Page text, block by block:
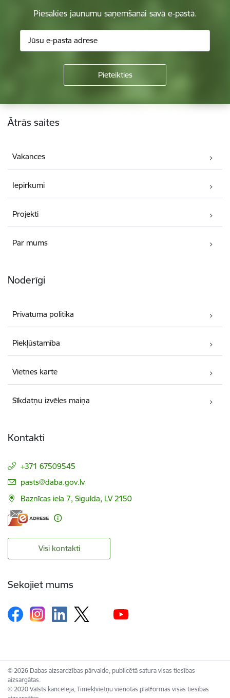
Piesakies jaunumu saņemšanai savā e-pastā.
Kājene
Ātrās saites
Vakances
Iepirkumi
Projekti
Par mums
Noderīgi
Privātuma politika
Piekļūstamība
Vietnes karte
Sīkdatņu izvēles maiņa
Kontakti
+371 67509545
E-pasts:
pasts@daba.gov.lv
Baznīcas iela 7, Sigulda, LV 2150
Visi kontakti
Sekojiet mums
© 2026 Dabas aizsardzības pārvalde, publicētā satura visas tiesības
aizsargātas.
© 2020 Valsts kanceleja, Tīmekļvietņu vienotās platformas visas tiesības